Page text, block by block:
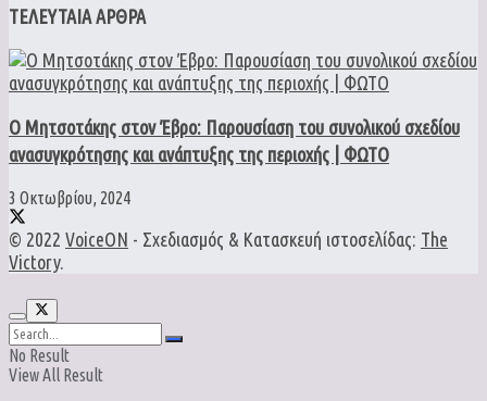
ΤΕΛΕΥΤΑΙΑ ΑΡΘΡΑ
Ο Μητσοτάκης στον Έβρο: Παρουσίαση του συνολικού σχεδίου
ανασυγκρότησης και ανάπτυξης της περιοχής | ΦΩΤΟ
3 Οκτωβρίου, 2024
© 2022 VoiceON - Σχεδιασμός & Κατασκευή ιστοσελίδας: The
Victory.
No Result
View All Result